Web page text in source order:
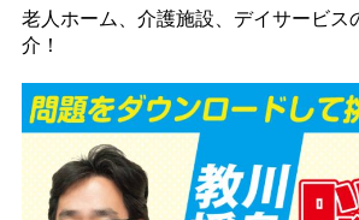
老人ホーム、介護施設、デイサービス
介！